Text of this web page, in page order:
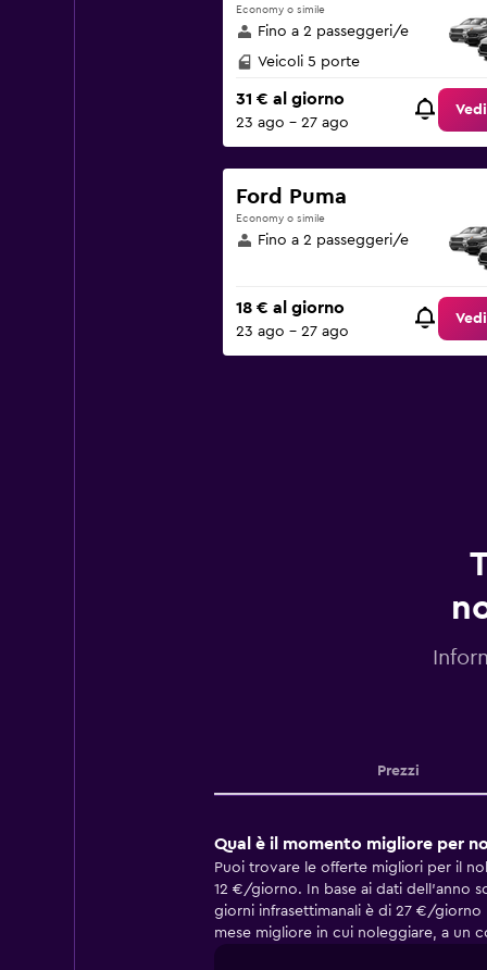
Economy o simile
Fino a 2 passeggeri/e
Veicoli 5 porte
31 € al giorno
23 ago - 27 ago
Ford Puma
Economy o simile
Fino a 2 passeggeri/e
18 € al giorno
23 ago - 27 ago
Prezzi
Qual è il momento migliore per
Puoi trovare le offerte migliori per il
12 €/giorno. In base ai dati dell'anno
giorni infrasettimanali è di 27 €/
mese migliore in cui noleggiare, a un